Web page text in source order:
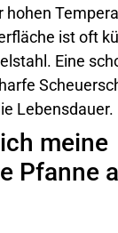
hohen
ist oft
Eine
Lebensdauer.
meine
Pfanne